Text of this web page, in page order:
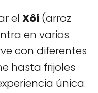
el Xôi (arroz
en varios
con diferentes
hasta frijoles
única.